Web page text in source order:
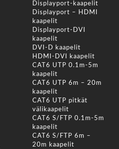
Displayport-kaapelit
Displayport – HDMI
kaapelit
Displayport-DVI
kaapelit
DVI-D kaapelit
HDMI-DVI kaapelit
CAT6 UTP 0.1m-5m
kaapelit
CAT6 UTP 6m – 20m
kaapelit
CAT6 UTP pitkät
välikaapelit
CAT6 S/FTP 0.1m-5m
kaapelit
CAT6 S/FTP 6m –
20m kaapelit